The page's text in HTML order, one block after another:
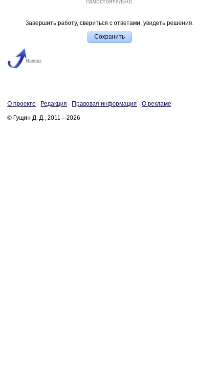
самостоятельно.
Завершить работу, свериться с ответами, увидеть решения.
Наверх
О про­ек­те · Ре­дак­ция · Пра­во­вая ин­фор­ма­ция · О ре­кла­ме
© Гущин Д. Д., 2011—2026